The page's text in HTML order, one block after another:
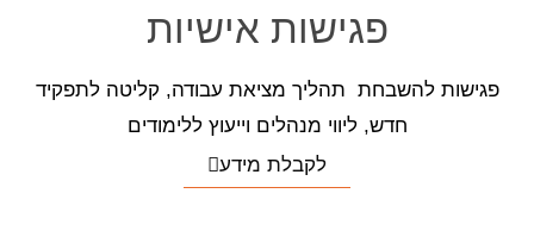
פגישות אישיות
פגישות להשבחת תהליך מציאת עבודה, קליטה לתפקיד
חדש, ליווי מנהלים וייעוץ ללימודים
לקבלת מידע